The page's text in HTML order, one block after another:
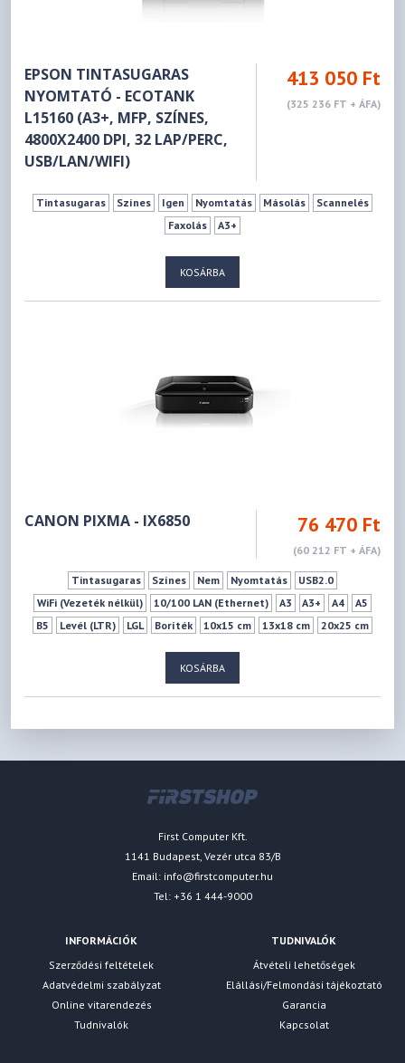
EPSON TINTASUGARAS
NYOMTATÓ - ECOTANK
L15160 (A3+, MFP, SZÍNES,
4800X2400 DPI, 32 LAP/PERC,
USB/LAN/WIFI)
413 050 Ft
(325 236 FT + ÁFA)
Tintasugaras Színes Igen Nyomtatás Másolás
Scannelés
Faxolás
A3+
KOSÁRBA
CANON PIXMA - IX6850 76 470 Ft
(60 212 FT + ÁFA)
Tintasugaras Színes Nem Nyomtatás
USB2.0
WiFi (Vezeték nélkül)
10/100 LAN (Ethernet) A3 A3+ A4
A5
B5
Levél (LTR) LGL Boríték 10x15 cm 13x18 cm
20x25 cm
KOSÁRBA
First Computer Kft.
1141 Budapest, Vezér utca 83/B
Email: info@firstcomputer.hu
Tel: +36 1 444-9000
INFORMÁCIÓK
Szerződési feltételek
Adatvédelmi szabályzat
Online vitarendezés
Tudnivalók
TUDNIVALÓK
Átvételi lehetőségek
Elállási/Felmondási tájékoztató
Garancia
Kapcsolat